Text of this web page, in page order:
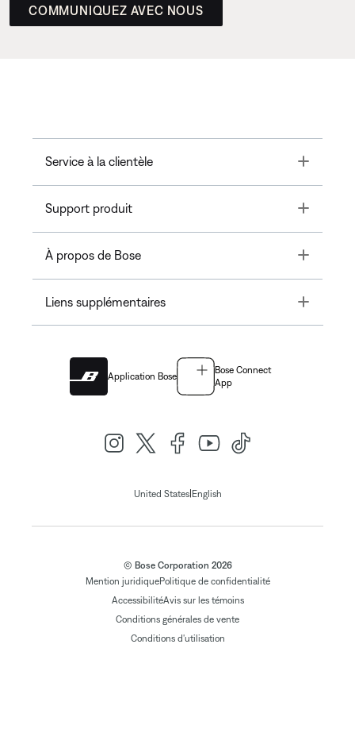
COMMUNIQUEZ AVEC NOUS
Service à la clientèle Toggle
Support produit Toggle
À propos de Bose Toggle
Liens supplémentaires Toggle
Application Bose
Bose Connect
App
United States| English
© Bose Corporation 2026
Mention juridiquePolitique de confidentialité
AccessibilitéAvis sur les témoins
Conditions générales de vente
Conditions d'utilisation